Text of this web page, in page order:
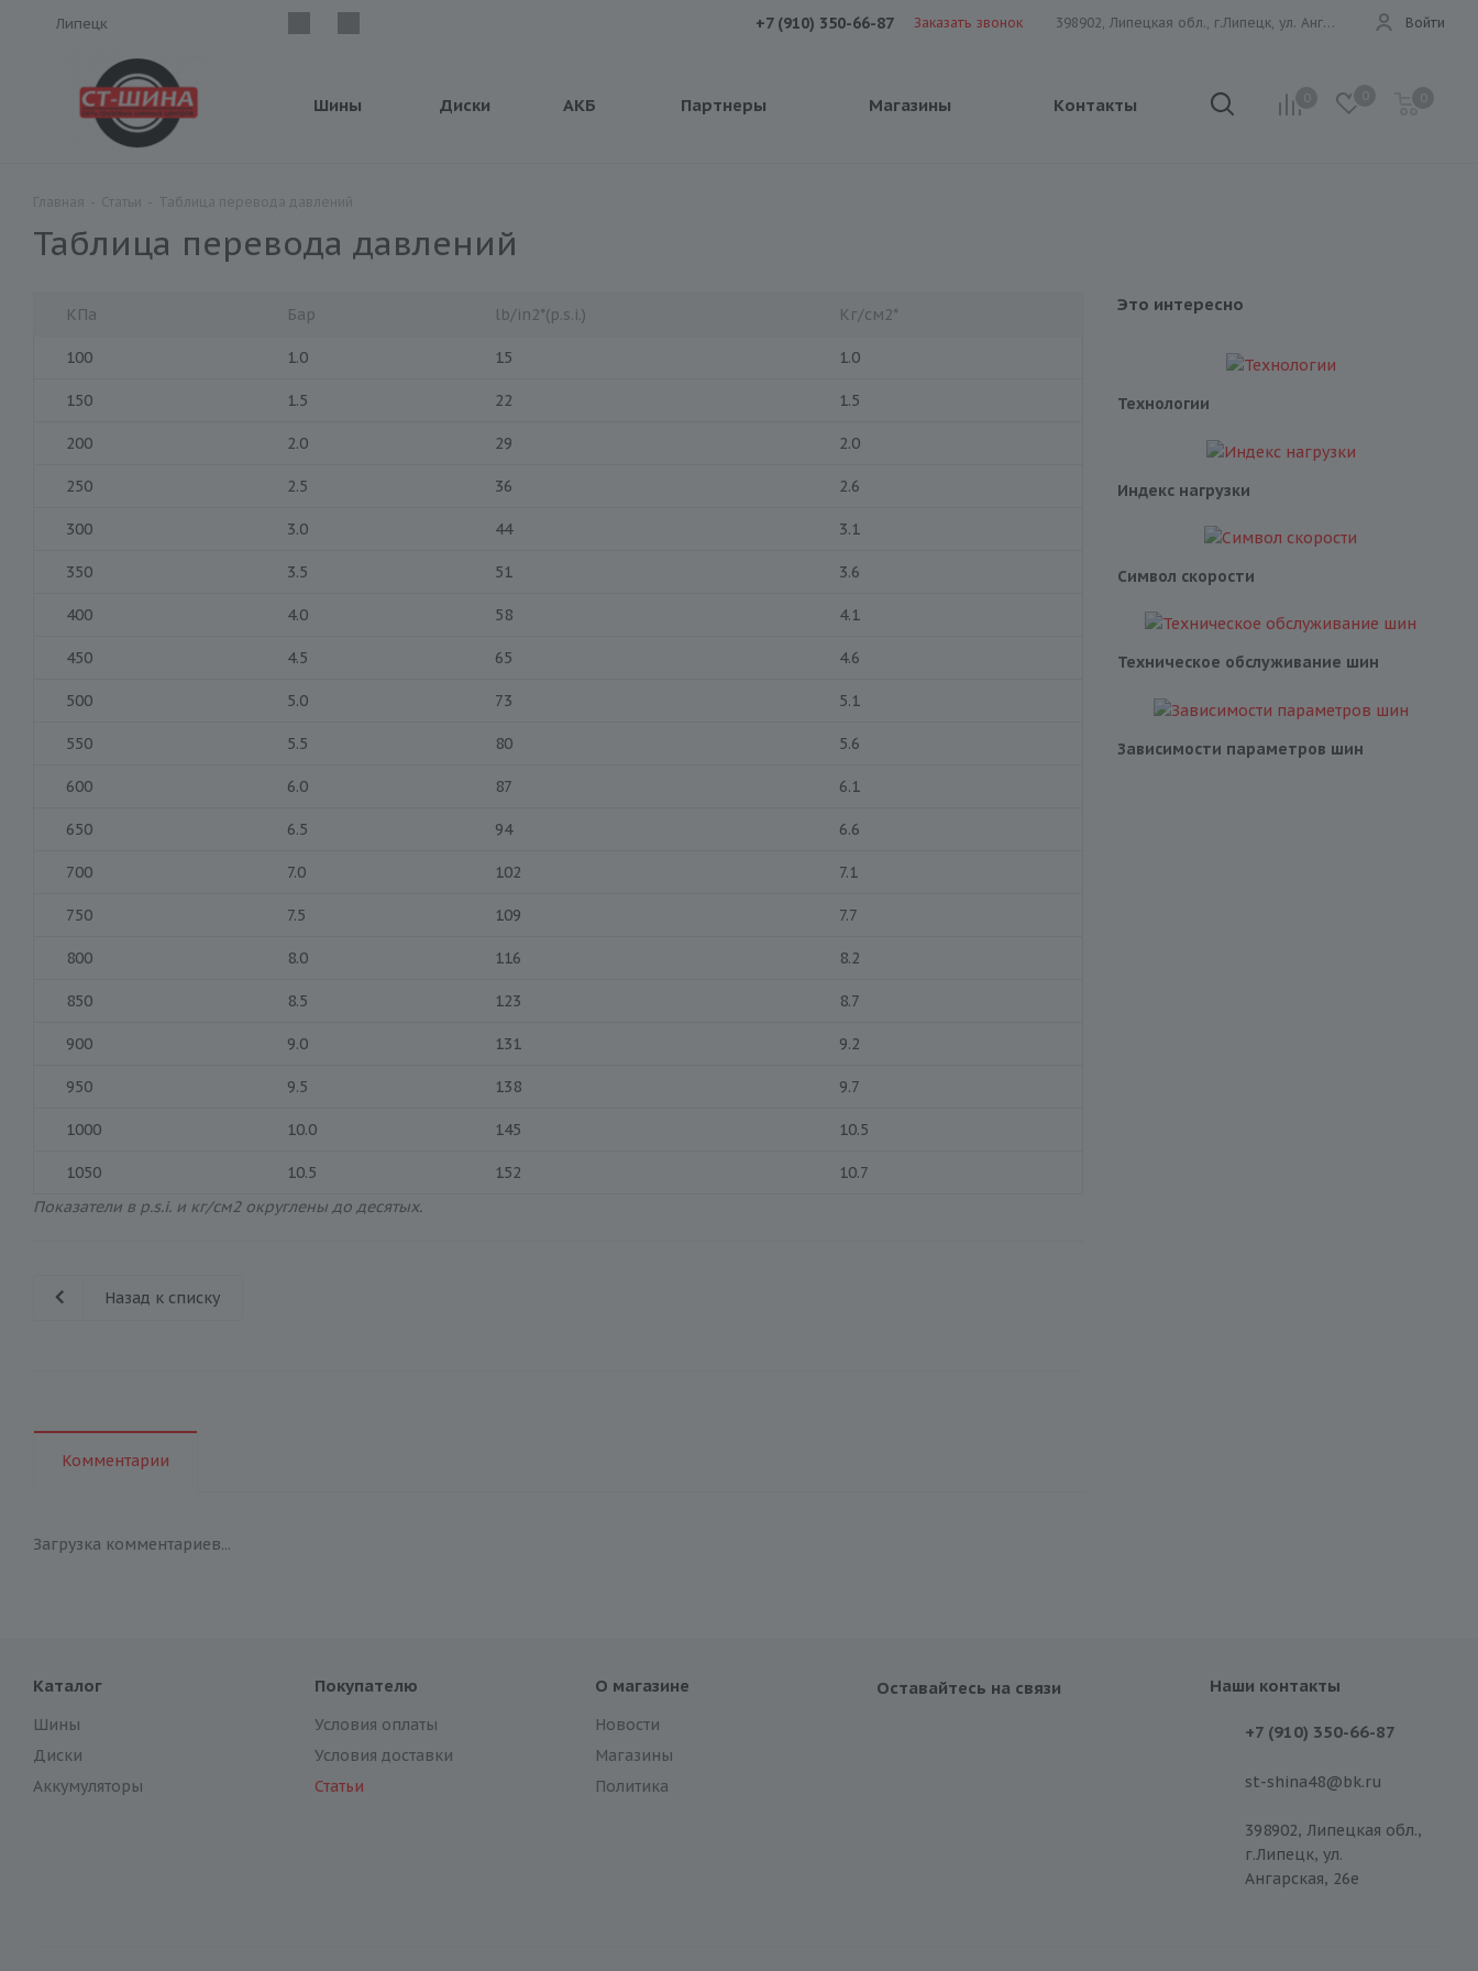
Липецк Войти
398902, Липецкая обл., г.Липецк, ул. Ангарская, 26е
+7 (910) 350-66-87 Заказать звонок
Шины Диски АКБ Партнеры Магазины Контакты
Таблица перевода давлений
КПа Бар lb/in2*(p.s.i.) Кг/см2*
100 1.0 15 1.0
150 1.5 22 1.5
200 2.0 29 2.0
250 2.5 36 2.6
300 3.0 44 3.1
350 3.5 51 3.6
400 4.0 58 4.1
450 4.5 65 4.6
500 5.0 73 5.1
550 5.5 80 5.6
600 6.0 87 6.1
650 6.5 94 6.6
700 7.0 102 7.1
750 7.5 109 7.7
800 8.0 116 8.2
850 8.5 123 8.7
900 9.0 131 9.2
950 9.5 138 9.7
1000 10.0 145 10.5
1050 10.5 152
10.7
Показатели в p.s.i. и кг/см2 округлены до десятых.
Назад к списку
Комментарии
Загрузка комментариев...
Это интересно
Технологии
Индекс нагрузки
Символ скорости
Техническое обслуживание шин
Зависимости параметров шин
Каталог
Шины
Диски
Аккумуляторы
Покупателю
Условия оплаты
Условия доставки
Статьи
О магазине
Новости
Магазины
Политика
Оставайтесь на связи Наши контакты
+7 (910) 350-66-87
st-shina48@bk.ru
398902, Липецкая обл.,
г.Липецк, ул.
Ангарская, 26е